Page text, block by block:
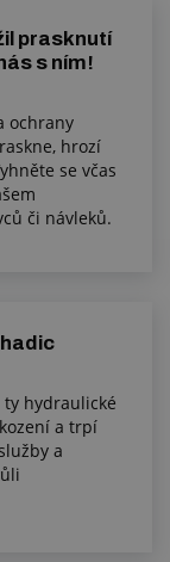
prasknutí
s ním!
ochrany
hrozí
se včas
či návleků.
ty hydraulické
a trpí
a